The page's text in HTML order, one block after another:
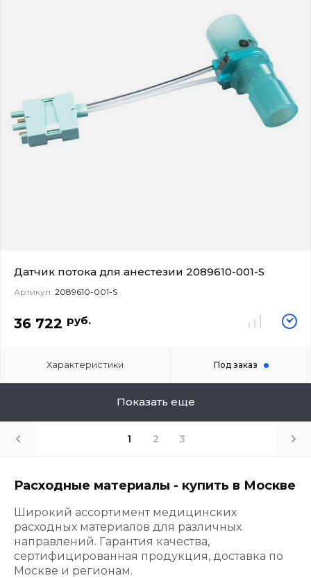
Датчик потока для анестезии 2089610-001-S
Артикул: 2089610-001-S
36 722 руб.
Характеристики Под заказ
Показать еще
1 2 3
Расходные материалы - купить в Москве
Широкий ассортимент медицинских
расходных материалов для различных
направлений. Гарантия качества,
сертифицированная продукция, доставка по
Москве и регионам.